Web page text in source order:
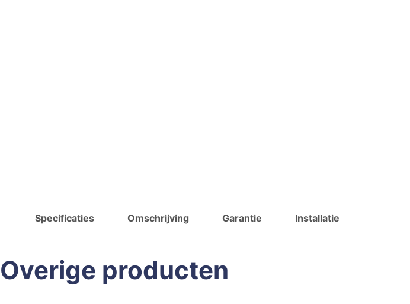
Specificaties Omschrijving Garantie Installatie
Overige producten